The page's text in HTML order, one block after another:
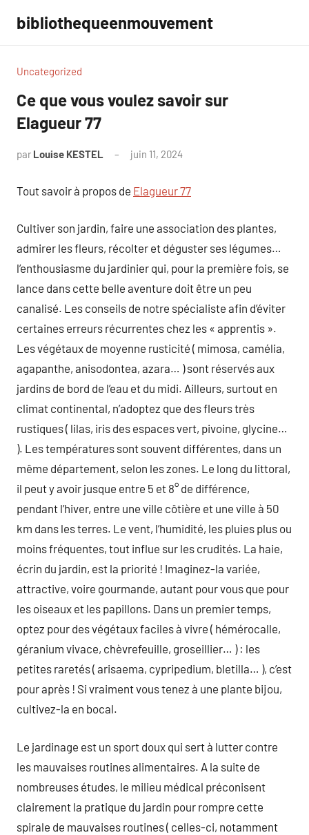
contenu
bibliothequeenmouvement
Uncategorized
Ce que vous voulez savoir sur
Elagueur 77
par Louise KESTEL juin 11, 2024
Tout savoir à propos de Elagueur 77
Cultiver son jardin, faire une association des plantes,
admirer les fleurs, récolter et déguster ses légumes…
l’enthousiasme du jardinier qui, pour la première fois, se
lance dans cette belle aventure doit être un peu
canalisé. Les conseils de notre spécialiste afin d’éviter
certaines erreurs récurrentes chez les « apprentis ».
Les végétaux de moyenne rusticité ( mimosa, camélia,
agapanthe, anisodontea, azara… ) sont réservés aux
jardins de bord de l’eau et du midi. Ailleurs, surtout en
climat continental, n’adoptez que des fleurs très
rustiques ( lilas, iris des espaces vert, pivoine, glycine…
). Les températures sont souvent différentes, dans un
même département, selon les zones. Le long du littoral,
il peut y avoir jusque entre 5 et 8° de différence,
pendant l’hiver, entre une ville côtière et une ville à 50
km dans les terres. Le vent, l’humidité, les pluies plus ou
moins fréquentes, tout influe sur les crudités. La haie,
écrin du jardin, est la priorité ! Imaginez-la variée,
attractive, voire gourmande, autant pour vous que pour
les oiseaux et les papillons. Dans un premier temps,
optez pour des végétaux faciles à vivre ( hémérocalle,
géranium vivace, chèvrefeuille, groseillier… ) : les
petites raretés ( arisaema, cypripedium, bletilla… ), c’est
pour après ! Si vraiment vous tenez à une plante bijou,
cultivez-la en bocal.
Le jardinage est un sport doux qui sert à lutter contre
les mauvaises routines alimentaires. A la suite de
nombreuses études, le milieu médical préconisent
clairement la pratique du jardin pour rompre cette
spirale de mauvaises routines ( celles-ci, notamment